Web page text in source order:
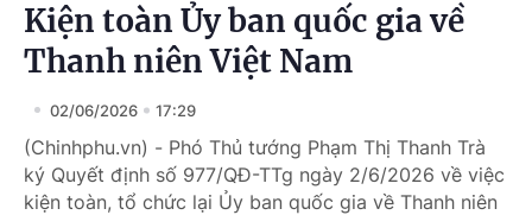
Kiện toàn Ủy ban quốc gia về
Thanh niên Việt Nam
02/06/2026 17:29
(Chinhphu.vn) - Phó Thủ tướng Phạm Thị Thanh Trà
ký Quyết định số 977/QĐ-TTg ngày 2/6/2026 về việc
kiện toàn, tổ chức lại Ủy ban quốc gia về Thanh niên